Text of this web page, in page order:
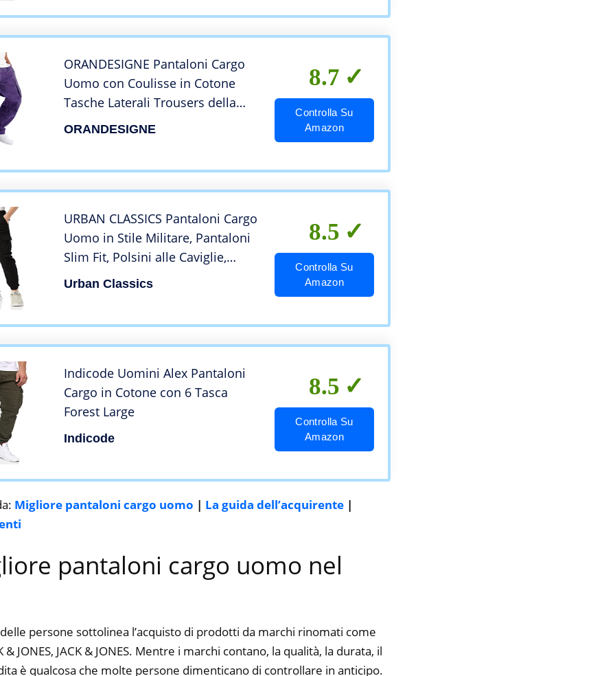
ORANDESIGNE Pantaloni Cargo
Uomo con Coulisse in Cotone
Tasche Laterali Trousers della
Pantaloni di Sport da Jogging
ORANDESIGNE
8.7
Controlla Su
Amazon
URBAN CLASSICS Pantaloni Cargo
Uomo in Stile Militare, Pantaloni
Slim Fit, Polsini alle Caviglie,
Colore: Nero, Taglia: 5XL
Urban Classics
8.5
Controlla Su
Amazon
Indicode Uomini Alex Pantaloni
Cargo in Cotone con 6 Tasca
Forest Large
Indicode
8.5
Controlla Su
Amazon
Migliore pantaloni cargo uomo | La guida dell’acquirente |
pantaloni cargo uomo nel
persone sottolinea l’acquisto di prodotti da marchi rinomati come
& JONES, JACK & JONES. Mentre i marchi contano, la qualità, la durata, il
è qualcosa che molte persone dimenticano di controllare in anticipo.